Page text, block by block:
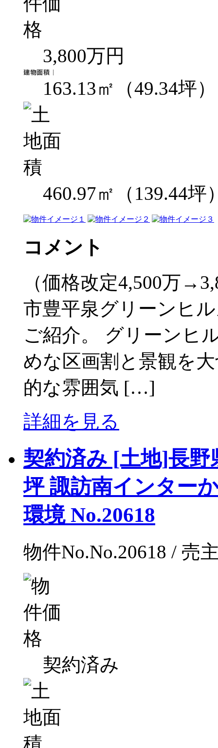
3,800万円
163.13㎡（49.34坪）
460.97㎡（139.44坪
コメント
（価格改定4,500万
市豊平泉グリーンヒ
ご紹介。 グリーンヒ
めな区画割と景観を
的な雰囲気 […]
詳細を見る
契約済み [土地]長野
坪 諏訪南インター
環境 No.20618
物件No.No.20618 / 売
契約済み